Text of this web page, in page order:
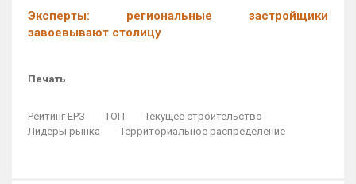
Эксперты: региональные застройщики
завоевывают столицу
Печать
Рейтинг ЕРЗ ТОП
Текущее строительство
Лидеры рынка
Территориальное распределение